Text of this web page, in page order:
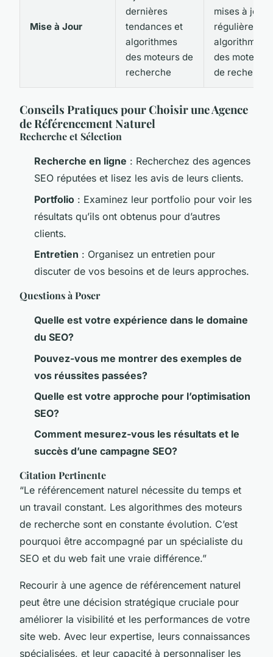
Mise à Jour
dernières
tendances et
algorithmes
des moteurs de
recherche
mises à jour
régulières
algorithmes
des moteurs
de recherche
Conseils Pratiques pour Choisir une Agence
de Référencement Naturel
Recherche et Sélection
Recherche en ligne : Recherchez des agences
SEO réputées et lisez les avis de leurs clients.
Portfolio : Examinez leur portfolio pour voir les
résultats qu’ils ont obtenus pour d’autres
clients.
Entretien : Organisez un entretien pour
discuter de vos besoins et de leurs approches.
Questions à Poser
Quelle est votre expérience dans le domaine
du SEO?
Pouvez-vous me montrer des exemples de
vos réussites passées?
Quelle est votre approche pour l’optimisation
SEO?
Comment mesurez-vous les résultats et le
succès d’une campagne SEO?
Citation Pertinente
“Le référencement naturel nécessite du temps et
un travail constant. Les algorithmes des moteurs
de recherche sont en constante évolution. C’est
pourquoi être accompagné par un spécialiste du
SEO et du web fait une vraie différence.”
Recourir à une agence de référencement naturel
peut être une décision stratégique cruciale pour
améliorer la visibilité et les performances de votre
site web. Avec leur expertise, leurs connaissances
spécialisées, et leur capacité à personnaliser les